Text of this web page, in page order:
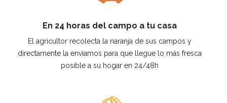
En 24 horas del campo a tu casa
El agricultor recolecta la naranja de sus campos y
directamente la enviamos para que llegue lo más fresca
posible a su hogar en 24/48h